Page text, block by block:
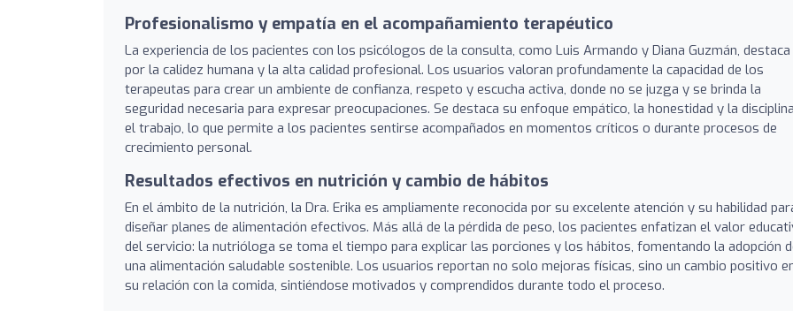
Profesionalismo y empatía en el acompañamiento terapéutico
La experiencia de los pacientes con los psicólogos de la consulta, como Luis Armando y Diana Guzmán, destaca
por la calidez humana y la alta calidad profesional. Los usuarios valoran profundamente la capacidad de los
terapeutas para crear un ambiente de confianza, respeto y escucha activa, donde no se juzga y se brinda la
seguridad necesaria para expresar preocupaciones. Se destaca su enfoque empático, la honestidad y la
el trabajo, lo que permite a los pacientes sentirse acompañados en momentos críticos o durante procesos de
crecimiento personal.
Resultados efectivos en nutrición y cambio de hábitos
En el ámbito de la nutrición, la Dra. Erika es ampliamente reconocida por su excelente atención y su habilidad
diseñar planes de alimentación efectivos. Más allá de la pérdida de peso, los pacientes enfatizan el valor
del servicio: la nutrióloga se toma el tiempo para explicar las porciones y los hábitos, fomentando la adopción
una alimentación saludable sostenible. Los usuarios reportan no solo mejoras físicas, sino un cambio positivo
su relación con la comida, sintiéndose motivados y comprendidos durante todo el proceso.